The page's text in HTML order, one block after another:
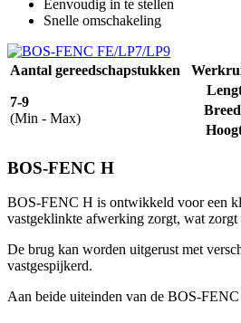
Eenvoudig in te stellen
Snelle omschakeling
Aantal gereedschapstukken
7-9
(Min - Max)
BOS-FENC H
BOS-FENC H is ontwikkeld voor een
vastgeklinkte afwerking zorgt, wat zorgt
De brug kan worden uitgerust met
vastgespijkerd.
Aan beide uiteinden van de BOS-